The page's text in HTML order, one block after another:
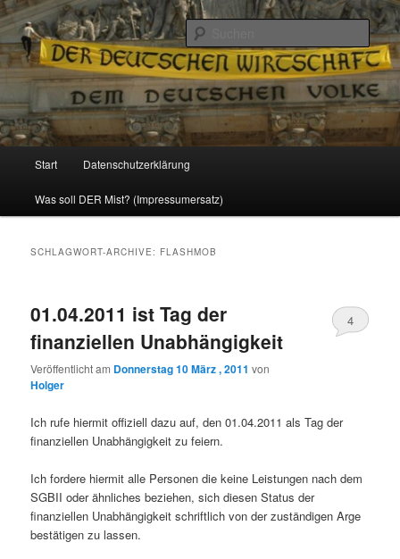
Reizzentrum
Politik, Wirtschaft, Soziales und Gesellschaft
Zum
Inhalt
Zum
sekundären
Start Datenschutzerklärung
Was soll DER Mist? (Impressumersatz)
SCHLAGWORT-ARCHIVE: FLASHMOB
01.04.2011 ist Tag der
finanziellen Unabhängigkeit
Veröffentlicht am Donnerstag 10 März , 2011 von
Holger
4
Ich rufe hiermit offiziell dazu auf, den 01.04.2011 als Tag der
finanziellen Unabhängigkeit zu feiern.
Ich fordere hiermit alle Personen die keine Leistungen nach dem
SGBII oder ähnliches beziehen, sich diesen Status der
finanziellen Unabhängigkeit schriftlich von der zuständigen Arge
bestätigen zu lassen.